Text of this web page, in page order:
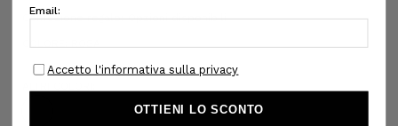
Confezione regalo: Opzioni disponibili